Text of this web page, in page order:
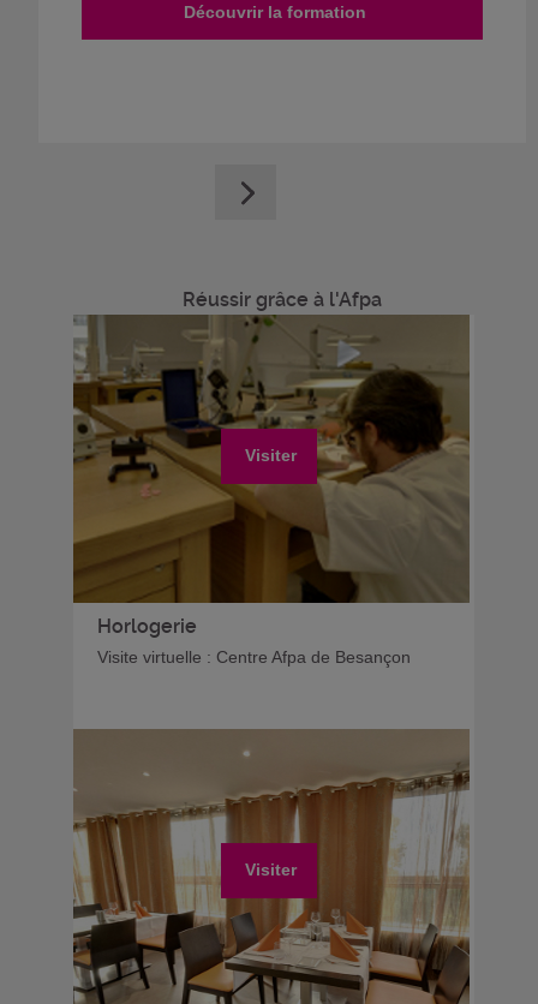
Découvrir la formation
Réussir grâce à l'Afpa
Visiter
Horlogerie
Visite virtuelle : Centre Afpa de Besançon
Visiter